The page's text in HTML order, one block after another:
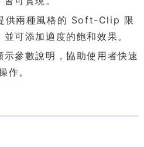
供兩種風格的 Soft-Clip 限
可添加適度的飽和效果。
參數說明，協助使用者快速
作。